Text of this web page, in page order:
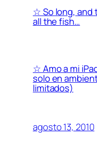
☆ So long, and
all the fish…
☆ Amo a mi
solo en
limitados)
agosto 13, 2010